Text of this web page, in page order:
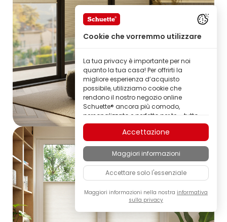
Cookie che vorremmo utilizzare
La tua privacy è importante per noi
quanto la tua casa! Per offrirti la
migliore esperienza d’acquisto
possibile, utilizziamo cookie che
rendono il nostro negozio online
Schuette® ancora più comodo,
personalizzato e perfetto per te – tutto
per permetterti di scoprire prodotti del
marchio Schuette® della migliore
qualità.
Alcuni di questi cookie sono necessari
per il corretto funzionamento del nostro
negozio Schuette®; altri ci consentono di
personalizzare i contenuti e gli annunci
in base ai tuoi interessi, oppure di
analizzare in modo completamente
anonimo il comportamento dei
visitatori.
Accettazione
Maggiori informazioni
Accettare solo l'essenziale
Maggiori informazioni nella nostra informativa
sulla privacy